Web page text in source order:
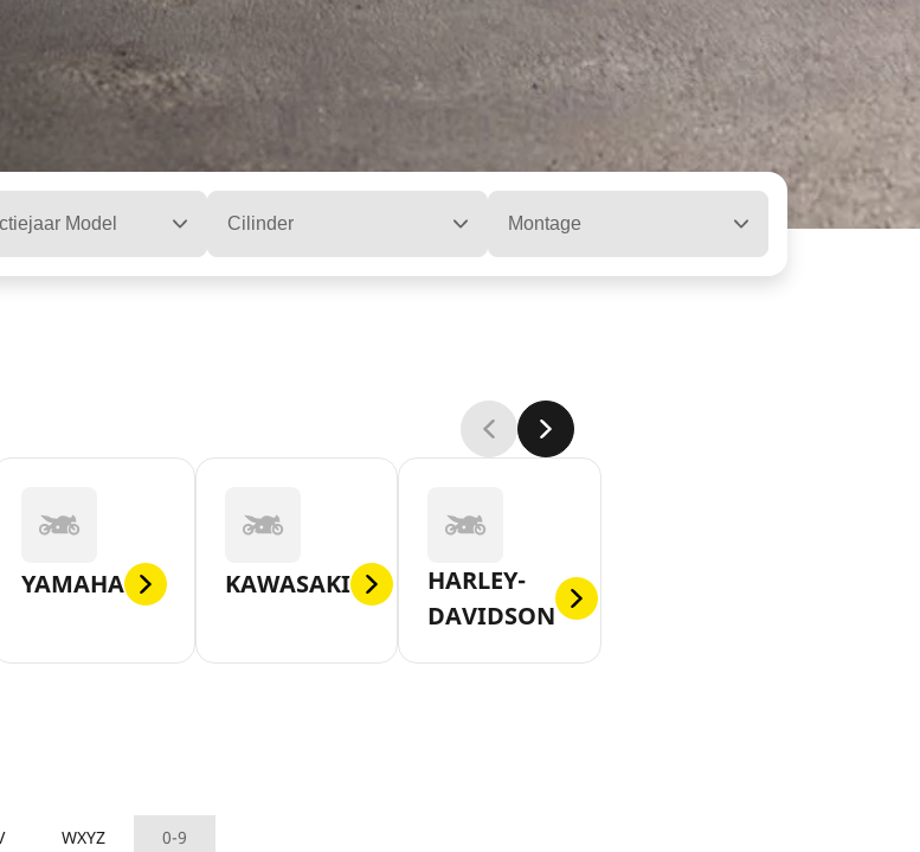
Model Cilinder Montage
YAMAHA KAWASAKI
HARLEY-
DAVIDSON
WXYZ 0-9